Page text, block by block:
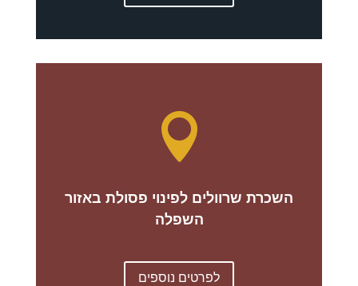

השכרת שרוולים לפינוי פסולת באזור
השפלה
לפרטים נוספים